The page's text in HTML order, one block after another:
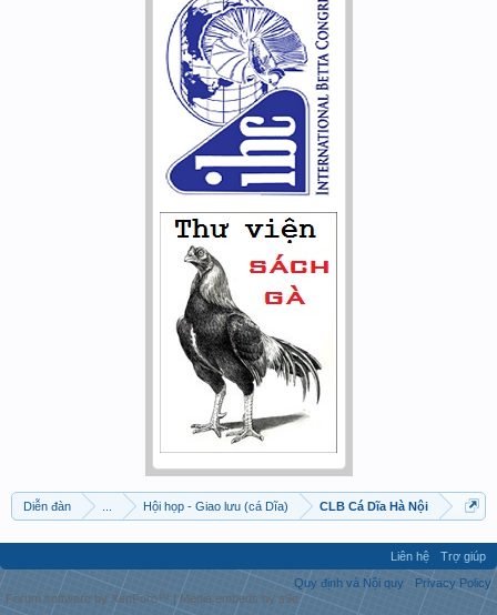
Diễn đàn Hội họp - Giao lưu (cá Dĩa) CLB Cá Dĩa Hà Nội
Liên hệ
Trợ giúp
Quy định và Nội quy
Privacy Policy
Forum software by XenForo™
Media embeds by s9e